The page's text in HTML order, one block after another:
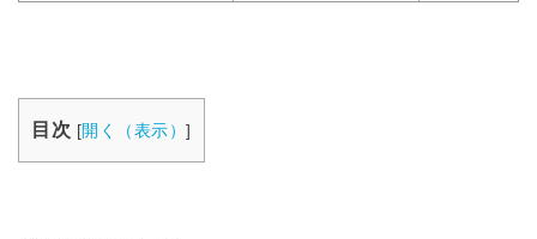
目次 [開く（表示）]